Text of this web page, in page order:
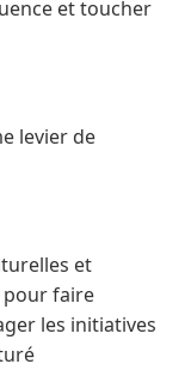
et toucher
levier de
et
faire
les initiatives